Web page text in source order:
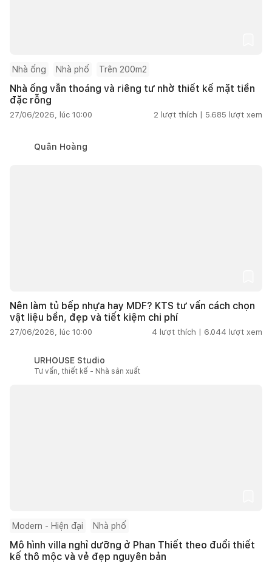
Nhà ống Nhà phố Trên 200m2
Nhà ống vẫn thoáng và riêng tư nhờ thiết kế mặt tiền
đặc rỗng
27/06/2026, lúc 10:00 2 lượt thích | 5.685 lượt xem
Quân Hoàng
Nên làm tủ bếp nhựa hay MDF? KTS tư vấn cách chọn
vật liệu bền, đẹp và tiết kiệm chi phí
27/06/2026, lúc 10:00 4 lượt thích | 6.044 lượt xem
URHOUSE Studio
Tư vấn, thiết kế - Nhà sản xuất
Modern - Hiện đại Nhà phố
Mô hình villa nghỉ dưỡng ở Phan Thiết theo đuổi thiết
kế thô mộc và vẻ đẹp nguyên bản